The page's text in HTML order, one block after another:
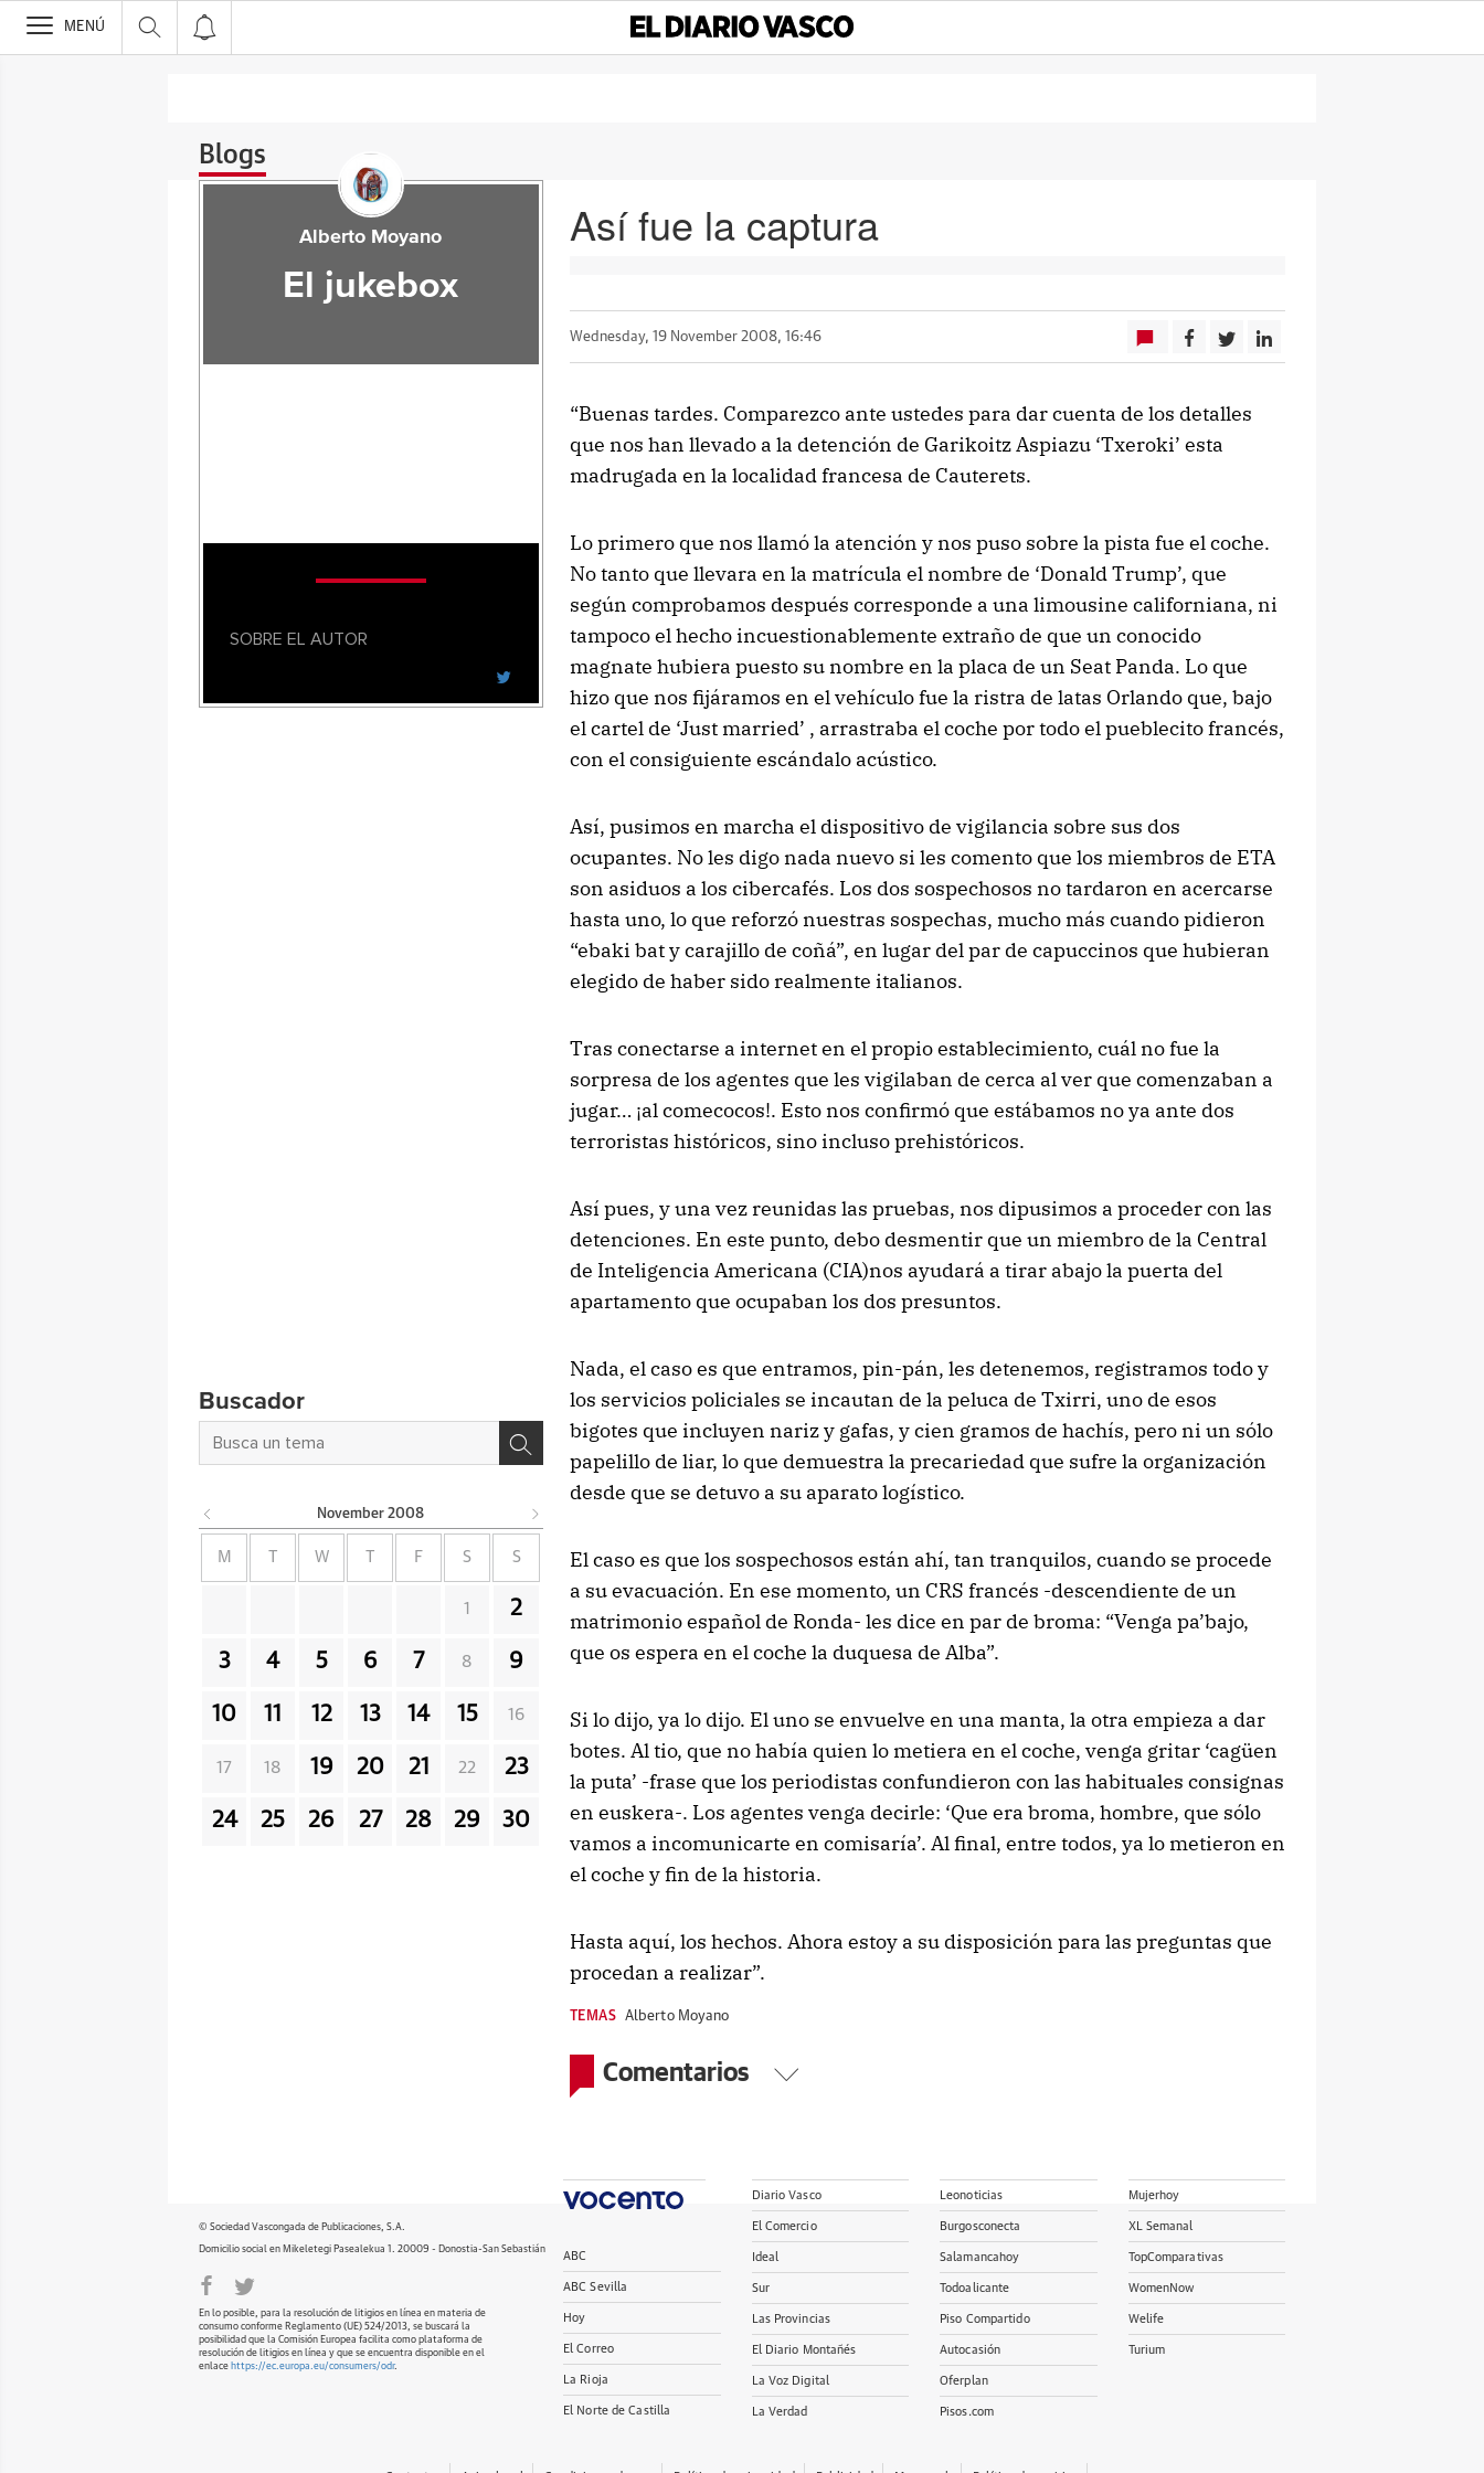
>
MENÚ
Blogs
Así fue la captura
Wednesday, 19 November 2008, 16:46
“Buenas tardes. Comparezco ante ustedes para dar cuenta de los detalles
que nos han llevado a la detención de Garikoitz Aspiazu ‘Txeroki’ esta
madrugada en la localidad francesa de Cauterets.
Lo primero que nos llamó la atención y nos puso sobre la pista fue el coche.
No tanto que llevara en la matrícula el nombre de ‘Donald Trump’, que
según comprobamos después corresponde a una limousine californiana, ni
tampoco el hecho incuestionablemente extraño de que un conocido
magnate hubiera puesto su nombre en la placa de un Seat Panda. Lo que
hizo que nos fijáramos en el vehículo fue la ristra de latas Orlando que, bajo
el cartel de ‘Just married’ , arrastraba el coche por todo el pueblecito francés,
con el consiguiente escándalo acústico.
Así, pusimos en marcha el dispositivo de vigilancia sobre sus dos
ocupantes. No les digo nada nuevo si les comento que los miembros de ETA
son asiduos a los cibercafés. Los dos sospechosos no tardaron en acercarse
hasta uno, lo que reforzó nuestras sospechas, mucho más cuando pidieron
“ebaki bat y carajillo de coñá”, en lugar del par de capuccinos que hubieran
elegido de haber sido realmente italianos.
Tras conectarse a internet en el propio establecimiento, cuál no fue la
sorpresa de los agentes que les vigilaban de cerca al ver que comenzaban a
jugar… ¡al comecocos!. Esto nos confirmó que estábamos no ya ante dos
terroristas históricos, sino incluso prehistóricos.
Así pues, y una vez reunidas las pruebas, nos dipusimos a proceder con las
detenciones. En este punto, debo desmentir que un miembro de la Central
de Inteligencia Americana (CIA)nos ayudará a tirar abajo la puerta del
apartamento que ocupaban los dos presuntos.
Nada, el caso es que entramos, pin-pán, les detenemos, registramos todo y
los servicios policiales se incautan de la peluca de Txirri, uno de esos
bigotes que incluyen nariz y gafas, y cien gramos de hachís, pero ni un sólo
papelillo de liar, lo que demuestra la precariedad que sufre la organización
desde que se detuvo a su aparato logístico.
El caso es que los sospechosos están ahí, tan tranquilos, cuando se procede
a su evacuación. En ese momento, un CRS francés -descendiente de un
matrimonio español de Ronda- les dice en par de broma: “Venga pa’bajo,
que os espera en el coche la duquesa de Alba”.
Si lo dijo, ya lo dijo. El uno se envuelve en una manta, la otra empieza a dar
botes. Al tio, que no había quien lo metiera en el coche, venga gritar ‘cagüen
la puta’ -frase que los periodistas confundieron con las habituales consignas
en euskera-. Los agentes venga decirle: ‘Que era broma, hombre, que sólo
vamos a incomunicarte en comisaría’. Al final, entre todos, ya lo metieron en
el coche y fin de la historia.
Hasta aquí, los hechos. Ahora estoy a su disposición para las preguntas que
procedan a realizar”.
TEMAS Alberto Moyano
Comentarios
Alberto Moyano
El jukebox
SOBRE EL AUTOR
Buscador
November 2008
M W F S S
1 2
3 4 5 6 7 8 9
10 11 12 13 14 15 16
17 18 19 20 21 22 23
24 25 26 27 28 29 30
© Sociedad Vascongada de Publicaciones, S.A.
Domicilio social en Mikeletegi Pasealekua 1. 20009 - Donostia-San Sebastián
En lo posible, para la resolución de litigios en línea en materia de
consumo conforme Reglamento (UE) 524/2013, se buscará la
posibilidad que la Comisión Europea facilita como plataforma de
resolución de litigios en línea y que se encuentra disponible en el
enlace https://ec.europa.eu/consumers/odr.
ABC
ABC Sevilla
Hoy
El Correo
La Rioja
El Norte de Castilla
Diario Vasco
El Comercio
Ideal
Sur
Las Provincias
El Diario Montañés
La Voz Digital
La Verdad
Leonoticias
Burgosconecta
Salamancahoy
Todoalicante
Piso Compartido
Autocasión
Oferplan
Pisos.com
Mujerhoy
XL Semanal
TopComparativas
WomenNow
Welife
Turium